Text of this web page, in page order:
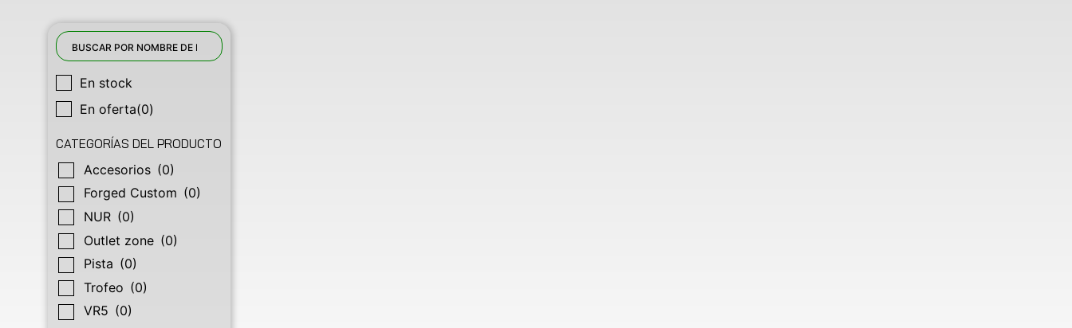
En stock
En oferta(0)
CATEGORÍAS DEL PRODUCTO
Accesorios (0)
Forged Custom (0)
NUR (0)
Outlet zone (0)
Pista (0)
Trofeo (0)
VR5 (0)